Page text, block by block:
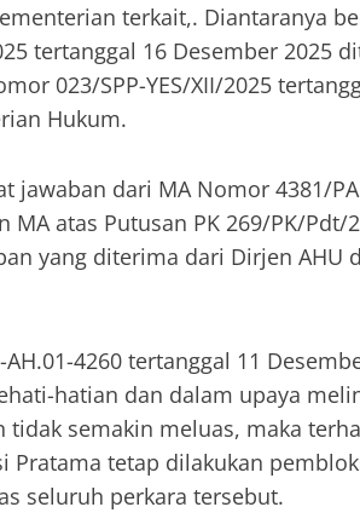
terkait,. Diantaranya
tertanggal 16 Desember 2025
023/SPP-YES/XII/2025
Hukum.
dari MA Nomor 4381/
atas Putusan PK 269/PK/Pdt/
yang diterima dari Dirjen AHU
4260 tertanggal 11
hatian dan dalam upaya
semakin meluas, maka
Pratama tetap dilakukan
seluruh perkara tersebut.